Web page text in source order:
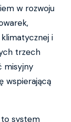
w rozwoju
i
trzech
misyjny
wspierającą
system